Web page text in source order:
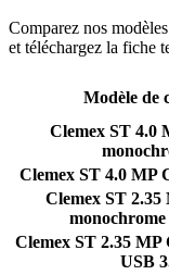
Comparez nos
et téléchargez la fiche
Modèle de
Clemex ST 4.0
Clemex ST 4.0 MP
Clemex ST 2.35
Clemex ST 2.35 MP
USB